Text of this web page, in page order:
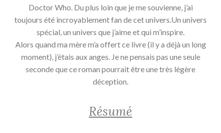
Doctor Who. Du plus loin que je me souvienne, j’ai
toujours été incroyablement fan de cet univers.Un univers
spécial, un univers que j’aime et qui m’inspire.
Alors quand ma mère m’a offert ce livre (il y a déjà un long
moment), j’étais aux anges. Je ne pensais pas une seule
seconde que ce roman pourrait être une très légère
déception.
Résumé